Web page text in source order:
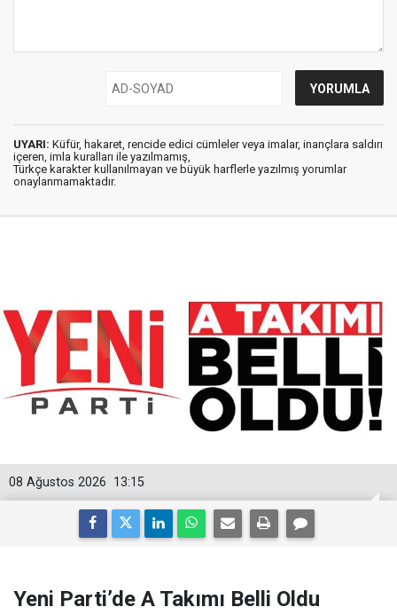
UYARI: Küfür, hakaret, rencide edici cümleler veya imalar, inançlara saldırı
içeren, imla kuralları ile yazılmamış,
Türkçe karakter kullanılmayan ve büyük harflerle yazılmış yorumlar
onaylanmamaktadır.
13:15
08 Ağustos 2026
Yeni Parti’de A Takımı Belli Oldu